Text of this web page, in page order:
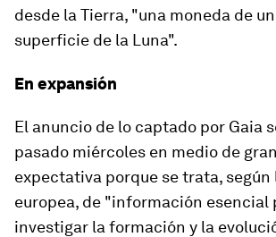
desde la Tierra, "una moneda de
superficie de la Luna".
En expansión
El anuncio de lo captado por Gaia
pasado miércoles en medio de
expectativa porque se trata, según
europea, de "información esencial
investigar la formación y la